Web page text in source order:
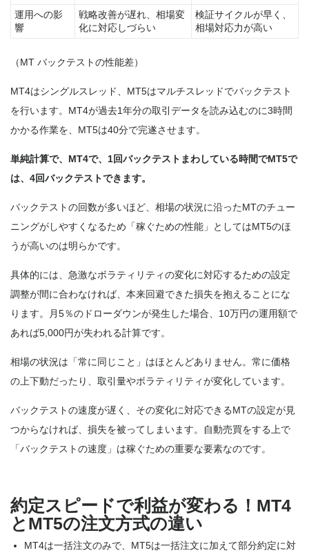
運用への影
響
戦略改善が遅れ、相場変
化に対応しづらい
検証サイクルが早く、
相場対応力が高い
（MT バックテストの性能差）
MT4はシングルスレッド、MT5はマルチスレッドでバックテスト
を行います。MT4が過去1年分の取引データを読み込むのに3時間
かかる作業を、MT5は40分で完遂させます。
単純計算で、MT4で、1回バックテストまわしている時間でMT5で
は、4回バックテストできます。
バックテストの回数が多いほど、相場の状況に沿ったMTのチュー
ニングがしやすくなるため「稼ぐための性能」としてはMT5のほ
うが高いのは明らかです。
具体的には、急激なボラティリティの変化に対応するための設定
調整が間に合わなければ、本来回避できた損失を抱えることにな
ります。月5％のドローダウンが発生した場合、10万円の運用額で
あれば5,000円が失われる計算です。
相場の状況は「常に同じこと」はほとんどありません。常に価格
の上下動だったり、取引量やボラティリティが変化しています。
バックテストの速度が遅く、その変化に対応できるMTの設定が見
つからなければ、損失を被ってしまいます。自動売買をする上で
「バックテストの速度」は稼ぐための重要な要素なのです。
約定スピードで利益が変わる！MT4
とMT5の注文方式の違い
MT4は一括注文のみで、MT5は一括注文に加えて部分約定に対